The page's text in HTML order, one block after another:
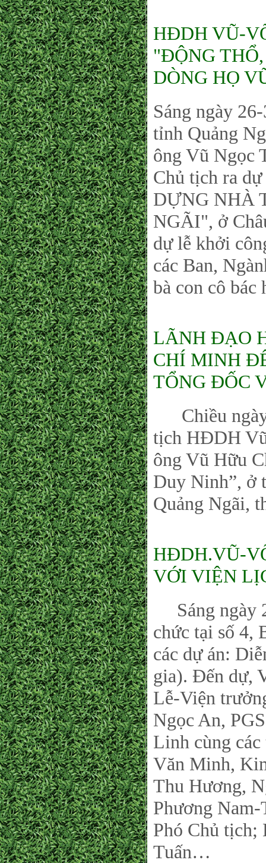
HĐDH VŨ-
"ĐỘNG
DÒNG HỌ
Sáng ngày
tỉnh Quảng
ông Vũ Ngọc
Chủ tịch ra
DỰNG NHÀ
NGÃI", ở
dự lễ khởi
các Ban,
bà con cô
LÃNH ĐẠO
CHÍ MINH
TỔNG ĐỐC
Chiều ngày
tịch HĐDH
ông Vũ Hữu
Duy Ninh”, ở
Quảng Ngãi,
HĐDH.VŨ-
VỚI VIỆN
Sáng ngày
chức tại số 4,
các dự án:
gia). Đến dự,
Lễ-Viện
Ngọc An,
Linh cùng
Văn Minh,
Thu Hương,
Phương
Phó Chủ tịch;
Tuấn…